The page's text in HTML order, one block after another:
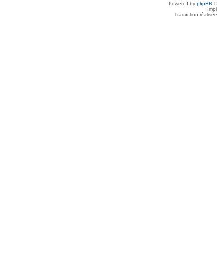
Powered by phpBB
Traduction